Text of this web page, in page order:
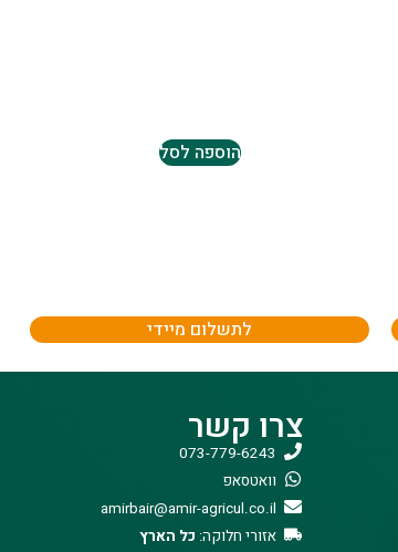
הוספה לסל
לתשלום מיידי
צרו קשר
073-779-6243
וואטסאפ
amirbair@amir-agricul.co.il
אזורי חלוקה: כל הארץ